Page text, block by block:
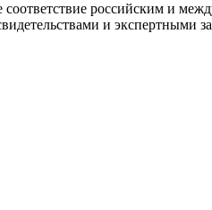
российским и
и экспертными